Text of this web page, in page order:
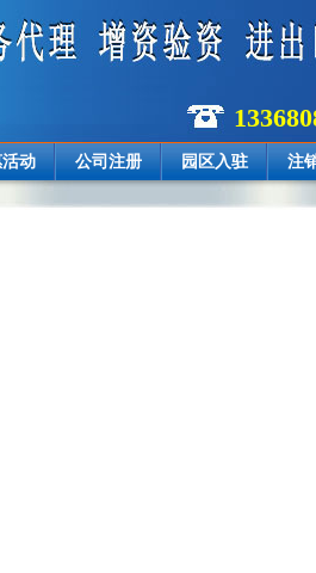
动 公司注册 园区入驻 注